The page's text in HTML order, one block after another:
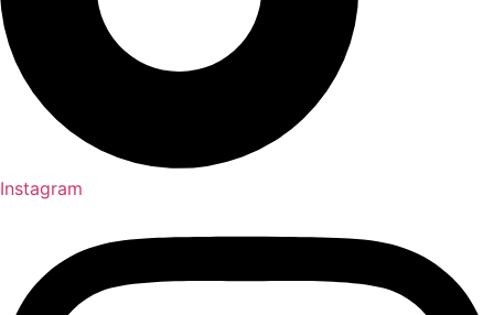
Instagram